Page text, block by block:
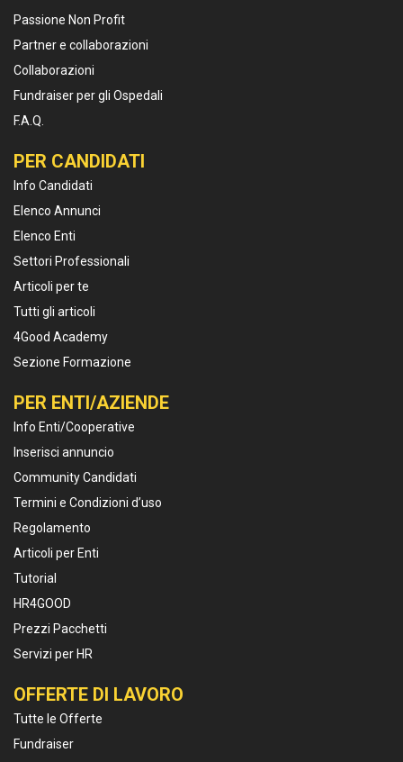
Passione Non Profit
Partner e collaborazioni
Collaborazioni
Fundraiser per gli Ospedali
F.A.Q.
PER CANDIDATI
Info Candidati
Elenco Annunci
Elenco Enti
Settori Professionali
Articoli per te
Tutti gli articoli
4Good Academy
Sezione Formazione
PER ENTI/AZIENDE
Info Enti/Cooperative
Inserisci annuncio
Community Candidati
Termini e Condizioni d’uso
Regolamento
Articoli per Enti
Tutorial
HR4GOOD
Prezzi Pacchetti
Servizi per HR
OFFERTE DI LAVORO
Tutte le Offerte
Fundraiser